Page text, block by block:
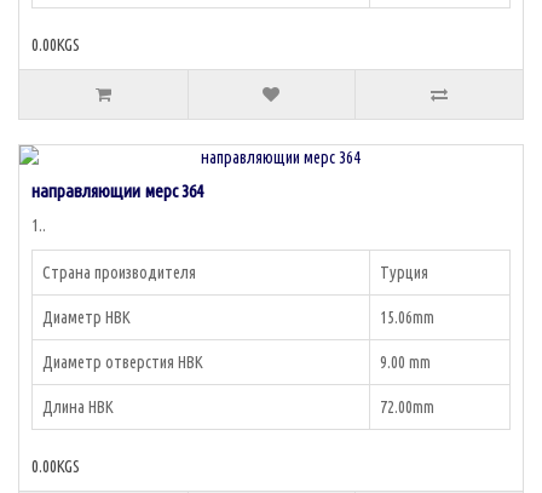
0.00KGS
направляющии мерс 364
1..
Страна производителя Турция
Диаметр НВК 15.06mm
Диаметр отверстия НВК 9.00 mm
Длина НВК 72.00mm
0.00KGS